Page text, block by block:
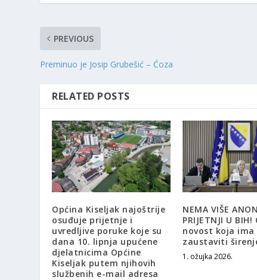
PREVIOUS
Preminuo je Josip Grubešić – Ćoza
RELATED POSTS
Općina Kiseljak najoštrije
osuđuje prijetnje i
uvredljive poruke koje su
dana 10. lipnja upućene
djelatnicima Općine
Kiseljak putem njihovih
službenih e-mail adresa
NEMA VIŠE
PRIJETNJI U BIH!
novost koja ima
zaustaviti
1. ožujka 2026.